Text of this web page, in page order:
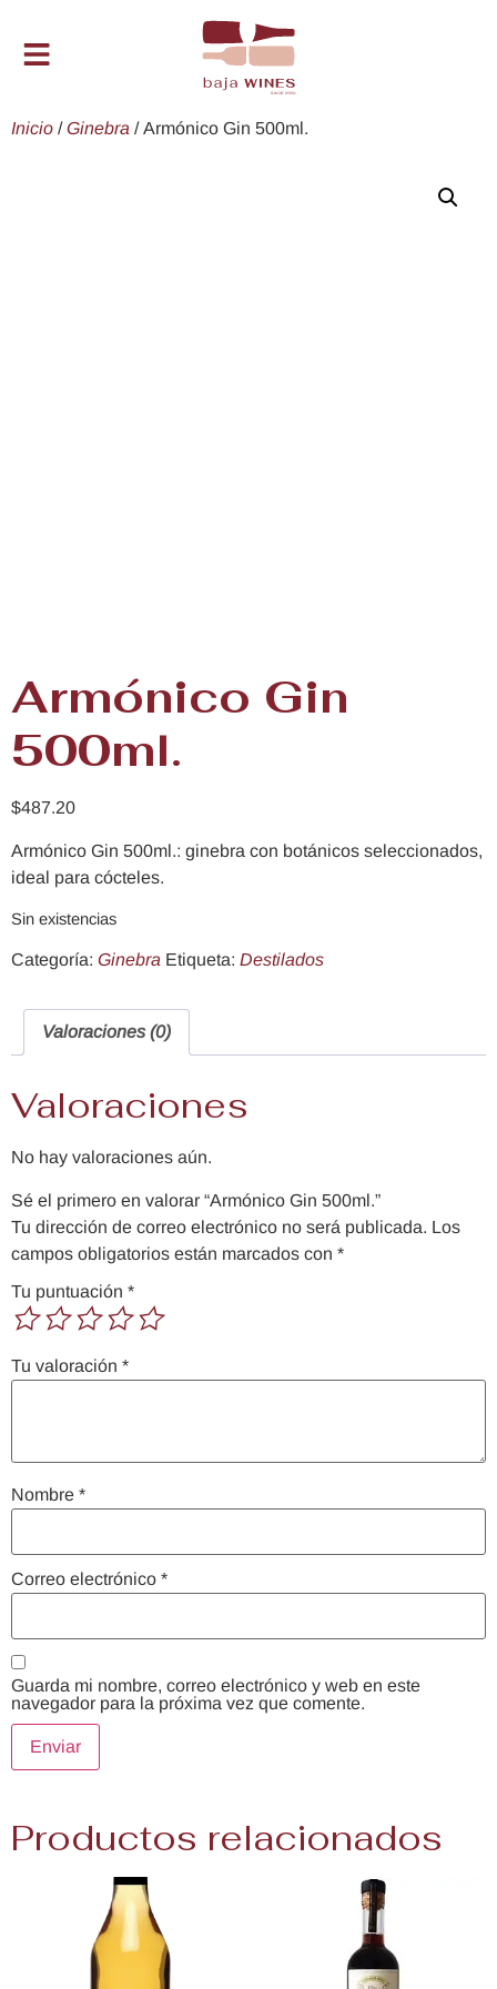
Inicio /Ginebra / Armónico Gin 500ml.
Armónico Gin
500ml.
$487.20
Armónico Gin 500ml.: ginebra con botánicos seleccionados,
ideal para cócteles.
Sin existencias
Categoría: Ginebra Etiqueta: Destilados
Valoraciones (0)
Valoraciones
No hay valoraciones aún.
Sé el primero en valorar “Armónico Gin 500ml.”
Tu dirección de correo electrónico no será publicada. Los
campos obligatorios están marcados con *
Tu puntuación *
Tu valoración *
Nombre *
Correo electrónico *
Guarda mi nombre, correo electrónico y web en este
navegador para la próxima vez que comente.
Productos relacionados